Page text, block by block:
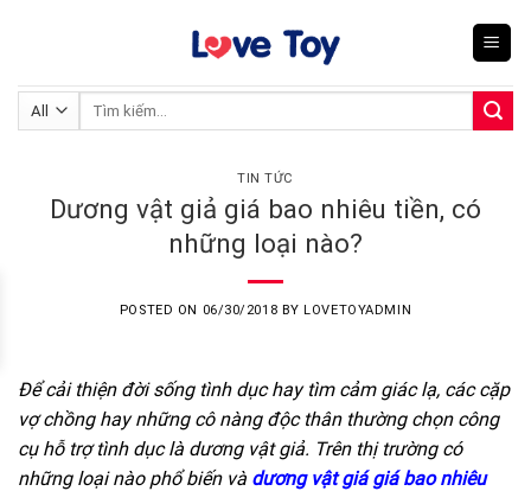
Tìm
TIN TỨC
Dương vật giả giá bao nhiêu tiền, có
những loại nào?
POSTED ON 06/30/2018 BYLOVETOYADMIN
Để cải thiện đời sống tình dục hay tìm cảm giác lạ, các cặp
vợ chồng hay những cô nàng độc thân thường chọn công
cụ hỗ trợ tình dục là dương vật giả. Trên thị trường có
những loại nào phổ biến và dương vật giá giá bao nhiêu